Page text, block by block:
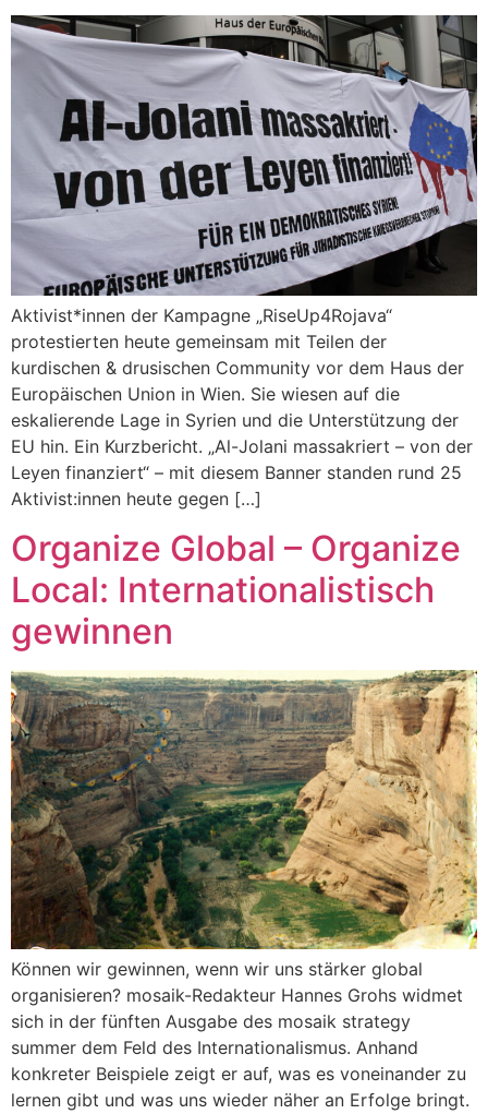
Aktivist*innen der Kampagne „RiseUp4Rojava“
protestierten heute gemeinsam mit Teilen der
kurdischen & drusischen Community vor dem Haus der
Europäischen Union in Wien. Sie wiesen auf die
eskalierende Lage in Syrien und die Unterstützung der
EU hin. Ein Kurzbericht. „Al-Jolani massakriert – von der
Leyen finanziert“ – mit diesem Banner standen rund 25
Aktivist:innen heute gegen […]
Organize Global – Organize
Local: Internationalistisch
gewinnen
Können wir gewinnen, wenn wir uns stärker global
organisieren? mosaik-Redakteur Hannes Grohs widmet
sich in der fünften Ausgabe des mosaik strategy
summer dem Feld des Internationalismus. Anhand
konkreter Beispiele zeigt er auf, was es voneinander zu
lernen gibt und was uns wieder näher an Erfolge bringt.